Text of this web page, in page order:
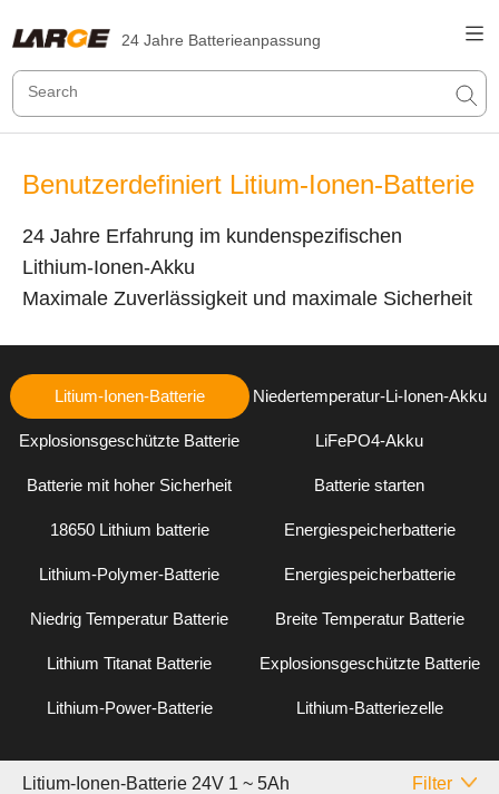
24 Jahre Batterieanpassung
Benutzerdefiniert Litium-Ionen-Batterie
24 Jahre Erfahrung im kundenspezifischen
Lithium-Ionen-Akku
Maximale Zuverlässigkeit und maximale Sicherheit
Litium-Ionen-Batterie Niedertemperatur-Li-Ionen-Akku
Explosionsgeschützte Batterie LiFePO4-Akku
Batterie mit hoher Sicherheit Batterie starten
18650 Lithium batterie Energiespeicherbatterie
Lithium-Polymer-Batterie Energiespeicherbatterie
Niedrig Temperatur Batterie Breite Temperatur Batterie
Lithium Titanat Batterie Explosionsgeschützte Batterie
Lithium-Power-Batterie Lithium-Batteriezelle
Litium-Ionen-Batterie 24V 1 ~ 5Ah Filter